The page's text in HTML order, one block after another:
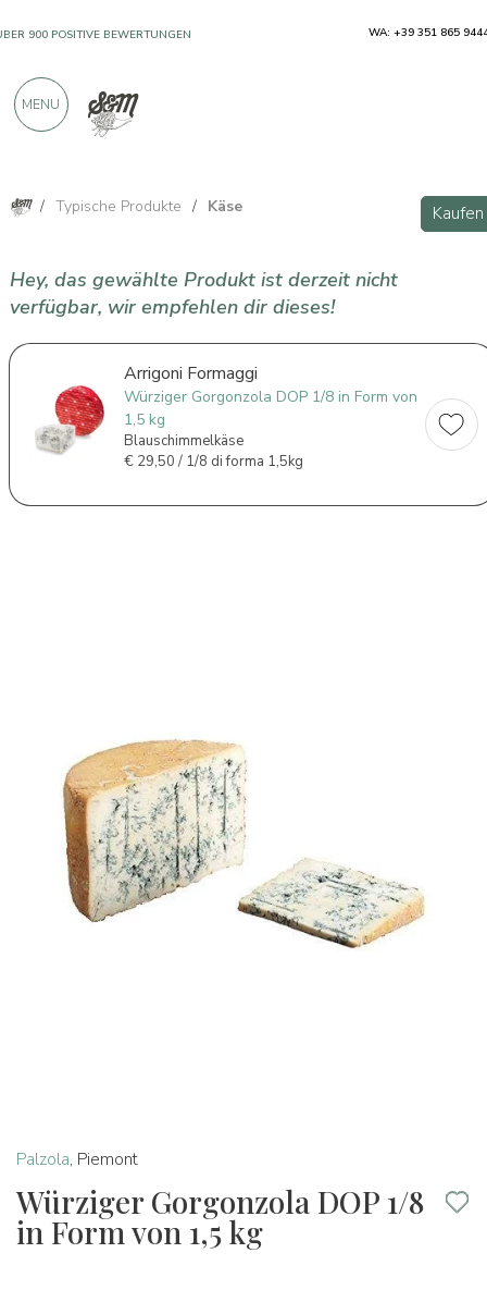
/ Typische Produkte / Käse Kaufen
Hey, das gewählte Produkt ist derzeit nicht
verfügbar, wir empfehlen dir dieses!
Arrigoni Formaggi
Würziger Gorgonzola DOP 1/8 in Form von
1,5 kg
Blauschimmelkäse
€29,50 / 1/8 di forma 1,5kg
Palzola, Piemont
Würziger Gorgonzola DOP 1/8
in Form von 1,5 kg
900 POSITIVE BEWERTUNGEN WA: +39 351 865
MENU